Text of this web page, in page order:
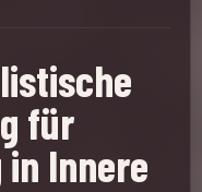
für
Innere